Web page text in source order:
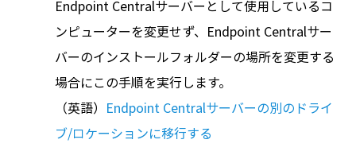
Endpoint Centralサーバーとして使用しているコ
ンピューターを変更せず、Endpoint Centralサー
バーのインストールフォルダーの場所を変更する
場合にこの手順を実行します。
（英語） Endpoint Centralサーバーの別のドライ
ブ/ロケーションに移行する